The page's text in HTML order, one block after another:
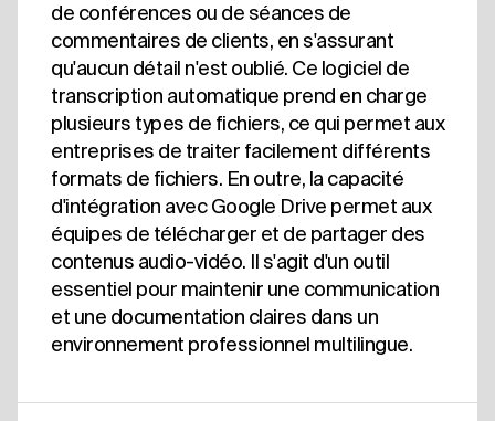
de conférences ou de séances de
commentaires de clients, en s'assurant
qu'aucun détail n'est oublié. Ce logiciel de
transcription automatique prend en charge
plusieurs types de fichiers, ce qui permet aux
entreprises de traiter facilement différents
formats de fichiers. En outre, la capacité
d'intégration avec Google Drive permet aux
équipes de télécharger et de partager des
contenus audio-vidéo. Il s'agit d'un outil
essentiel pour maintenir une communication
et une documentation claires dans un
environnement professionnel multilingue.